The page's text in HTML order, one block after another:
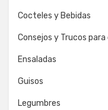
Cocteles y Bebidas
Consejos y Trucos
Ensaladas
Guisos
Legumbres